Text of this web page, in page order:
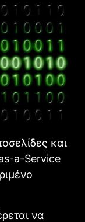
και
a-Service
να